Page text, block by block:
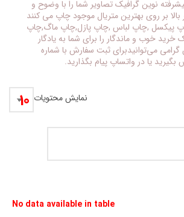
نوین گرافیک تصاویر شما را با وضوح و
بر روی بهترین متریال موجود چاپ می کنند
پیکسل ,چاپ لباس ,چاپ پازل,چاپ ماگ,چاپ
خوب و ماندگار را برای شما به یادگار
گرامی می‌توانیدبرای ثبت سفارش با شماره
نمایش محتویات
No data available in table